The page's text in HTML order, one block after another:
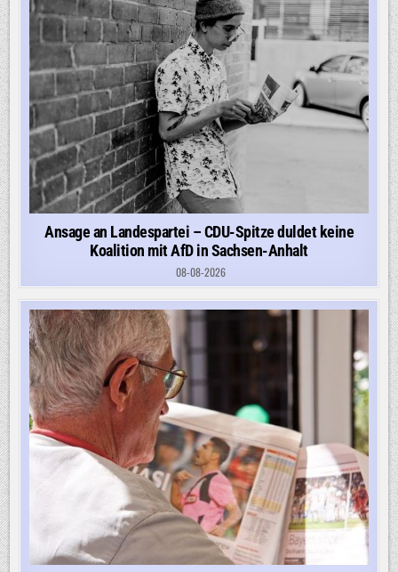
Ansage an Landespartei – CDU-Spitze duldet keine
Koalition mit AfD in Sachsen-Anhalt
08-08-2026